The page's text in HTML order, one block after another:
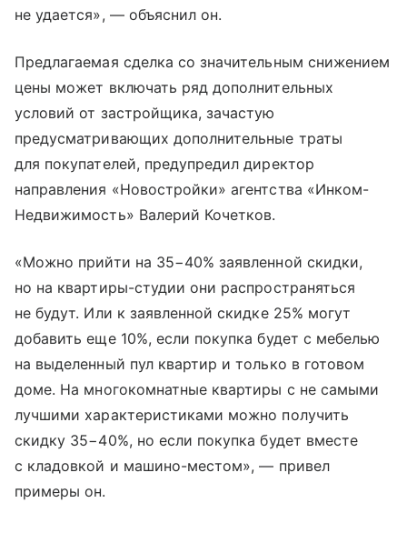
не удается», — объяснил он.
Предлагаемая сделка со значительным снижением
цены может включать ряд дополнительных
условий от застройщика, зачастую
предусматривающих дополнительные траты
для покупателей, предупредил директор
направления «Новостройки» агентства «Инком-
Недвижимость» Валерий Кочетков.
«Можно прийти на 35−40% заявленной скидки,
но на квартиры-студии они распространяться
не будут. Или к заявленной скидке 25% могут
добавить еще 10%, если покупка будет с мебелью
на выделенный пул квартир и только в готовом
доме. На многокомнатные квартиры с не самыми
лучшими характеристиками можно получить
скидку 35−40%, но если покупка будет вместе
с кладовкой и машино-местом», — привел
примеры он.